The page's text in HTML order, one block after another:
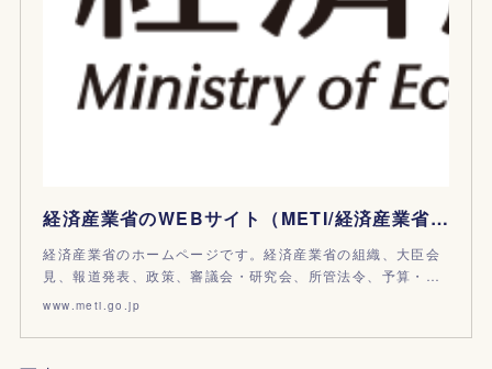
経済産業省のWEBサイト（METI/経済産業省） （METI/経済産業省）
経済産業省のホームページです。経済産業省の組織、大臣会
見、報道発表、政策、審議会・研究会、所管法令、予算・…
www.meti.go.jp